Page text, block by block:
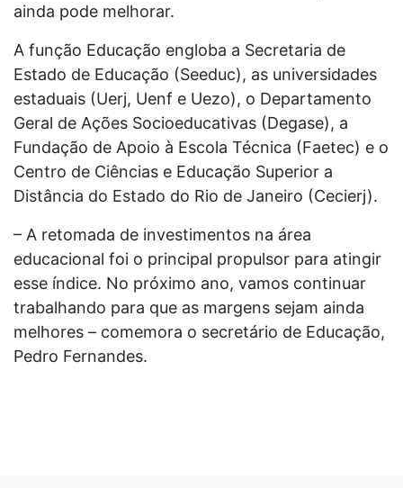
ainda pode melhorar.
A função Educação engloba a Secretaria de
Estado de Educação (Seeduc), as universidades
estaduais (Uerj, Uenf e Uezo), o Departamento
Geral de Ações Socioeducativas (Degase), a
Fundação de Apoio à Escola Técnica (Faetec) e o
Centro de Ciências e Educação Superior a
Distância do Estado do Rio de Janeiro (Cecierj).
– A retomada de investimentos na área
educacional foi o principal propulsor para atingir
esse índice. No próximo ano, vamos continuar
trabalhando para que as margens sejam ainda
melhores – comemora o secretário de Educação,
Pedro Fernandes.